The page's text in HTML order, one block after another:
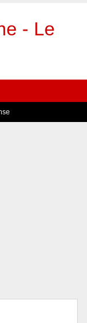
- Le